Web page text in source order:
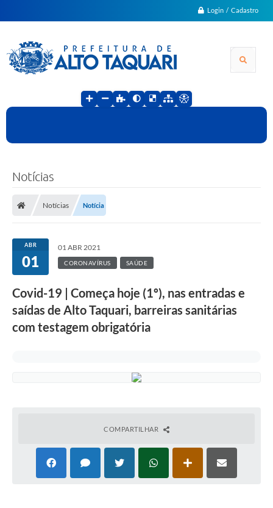
Login / Cadastro
Notícias
Notícias Notícia
ABR
01
01 ABR 2021
CORONAVÍRUS SAÚDE
Covid-19 | Começa hoje (1º), nas entradas e
saídas de Alto Taquari, barreiras sanitárias
com testagem obrigatória
COMPARTILHAR